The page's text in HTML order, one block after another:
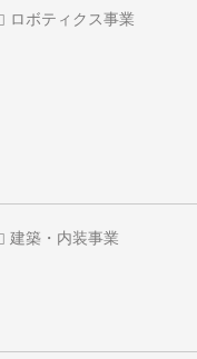
ロボティクス事業
建築・内装事業